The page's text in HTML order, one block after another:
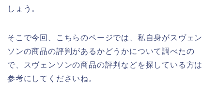
しょう。
そこで今回、こちらのページでは、私自身がスヴェン
ソンの商品の評判があるかどうかについて調べたの
で、スヴェンソンの商品の評判などを探している方は
参考にしてくださいね。